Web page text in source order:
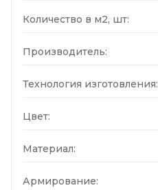
Количество в м2, шт:
Производитель:
Технология изготовления:
Цвет:
Материал:
Армирование: